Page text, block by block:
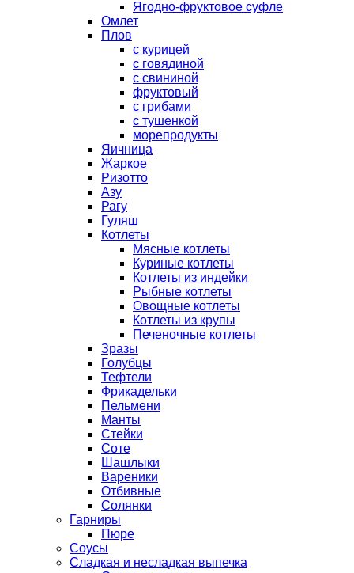
Ягодно-фруктовое суфле
Омлет
Плов
с курицей
с говядиной
с свининой
фруктовый
с грибами
с тушенкой
морепродукты
Яичница
Жаркое
Ризотто
Азу
Рагу
Гуляш
Котлеты
Мясные котлеты
Куриные котлеты
Котлеты из индейки
Рыбные котлеты
Овощные котлеты
Котлеты из крупы
Печеночные котлеты
Зразы
Голубцы
Тефтели
Фрикадельки
Пельмени
Манты
Стейки
Соте
Шашлыки
Вареники
Отбивные
Солянки
Гарниры
Пюре
Соусы
Сладкая и несладкая выпечка